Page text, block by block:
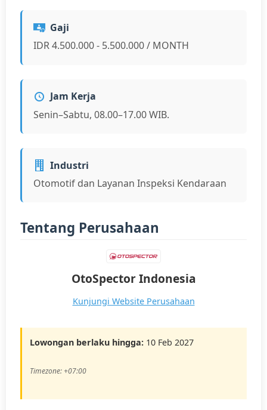
Gaji
IDR 4.500.000 - 5.500.000 / MONTH
Jam Kerja
Senin–Sabtu, 08.00–17.00 WIB.
Industri
Otomotif dan Layanan Inspeksi Kendaraan
Tentang Perusahaan
OtoSpector Indonesia
Kunjungi Website Perusahaan
Lowongan berlaku hingga:10 Feb 2027
Timezone: +07:00